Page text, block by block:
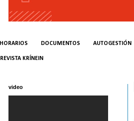
HORARIOS DOCUMENTOS AUTOGESTIÓN
REVISTA KRÍNEIN
video